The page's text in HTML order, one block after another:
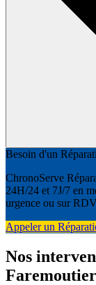
Besoin d'un
ChronoServe
24H/24 et 7J/7 en
urgence ou sur
Appeler un
Nos